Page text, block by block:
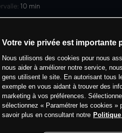
10 min
Votre vie privée est importante
Nous utilisons des cookies pour nous
nous aider à améliorer notre service,
gens utilisent le site. En autorisant tous
exemple en vous aidant à trouver des
marketing à vos préférences.
sélectionnez « Paramétrer les cookies »
savoir plus en consultant notre